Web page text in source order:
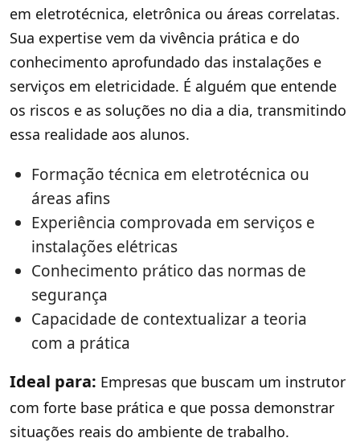
em eletrotécnica, eletrônica ou áreas correlatas.
Sua expertise vem da vivência prática e do
conhecimento aprofundado das instalações e
serviços em eletricidade. É alguém que entende
os riscos e as soluções no dia a dia, transmitindo
essa realidade aos alunos.
Formação técnica em eletrotécnica ou
áreas afins
Experiência comprovada em serviços e
instalações elétricas
Conhecimento prático das normas de
segurança
Capacidade de contextualizar a teoria
com a prática
Ideal para: Empresas que buscam um instrutor
com forte base prática e que possa demonstrar
situações reais do ambiente de trabalho.